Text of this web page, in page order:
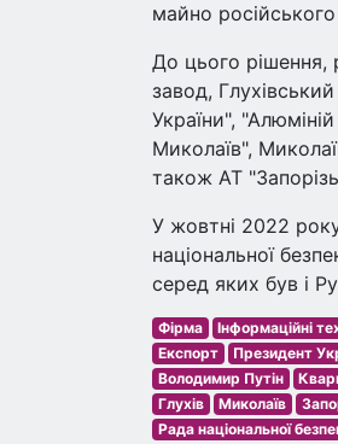
майно
До цього рішення,
завод,
України",
Миколаїв",
також АТ
У жовтні 2022
національної
серед яких був і
Фірма Інформаційні
Експорт
Президент
Володимир Путін
Глухів
Миколаїв
Рада національної